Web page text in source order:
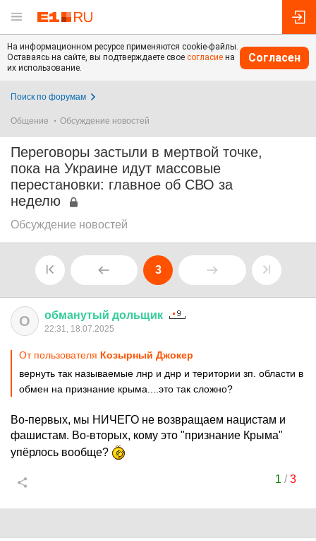
На информационном ресурсе применяются cookie-файлы.
Оставаясь на сайте, вы подтверждаете свое согласие на
их использование.
Согласен
Поиск по форумам
Общение Обсуждение новостей
Переговоры застыли в мертвой точке,
пока на Украине идут массовые
перестановки: главное об СВО за
неделю
Обсуждение новостей
3
О обманутый дольщик
22:31, 18.07.2025
От пользователя Козырный Джокер
вернуть так называемые лнр и днр и територии зп. области в
обмен на признание крыма....это так сложно?
Во-первых, мы НИЧЕГО не возвращаем нацистам и
фашистам. Во-вторых, кому это "признание Крыма"
упёрлось вообще?
1 /3